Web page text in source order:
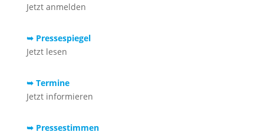
Jetzt anmelden
➥ Pressespiegel
Jetzt lesen
➥ Termine
Jetzt informieren
➥ Pressestimmen